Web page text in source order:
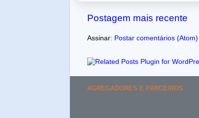
Postagem mais recente
Assinar: Postar comentários (Atom)
AGREGADORES E PARCEIROS